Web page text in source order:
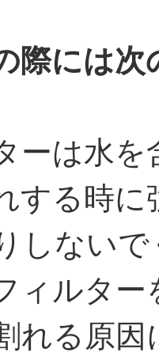
際には次
ーは水を
する時
しない
ィルター
れる原